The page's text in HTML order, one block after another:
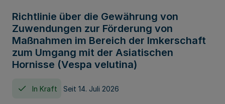
Richtlinie über die Gewährung von
Zuwendungen zur Förderung von
Maßnahmen im Bereich der Imkerschaft
zum Umgang mit der Asiatischen
Hornisse (Vespa velutina)
In Kraft Seit 14. Juli 2026